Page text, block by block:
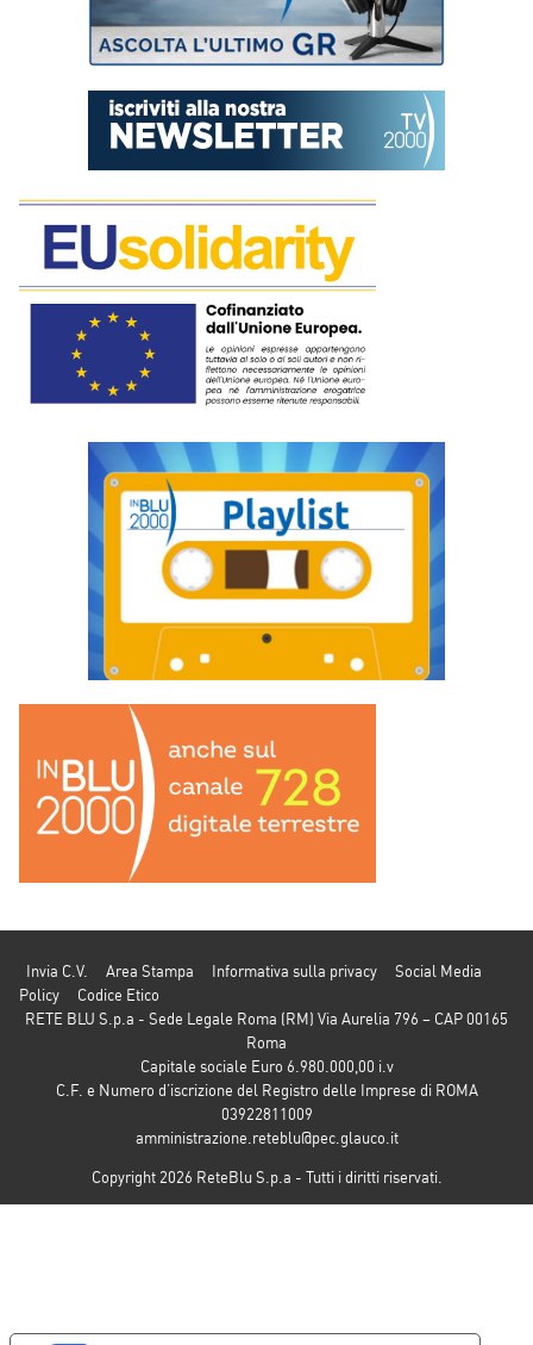
Invia C.V. Area Stampa Informativa sulla privacy
Social Media
Policy
Codice Etico
RETE BLU S.p.a - Sede Legale Roma (RM) Via Aurelia 796 – CAP 00165
Roma
Capitale sociale Euro 6.980.000,00 i.v
C.F. e Numero d’iscrizione del Registro delle Imprese di ROMA
03922811009
amministrazione.reteblu@pec.glauco.it
Copyright 2026 ReteBlu S.p.a - Tutti i diritti riservati.